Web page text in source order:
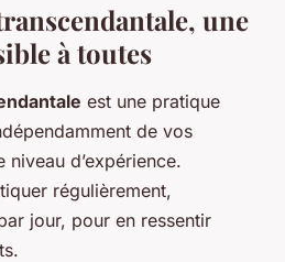
une
à toutes
est une pratique
de vos
d’expérience.
régulièrement,
jour, pour en ressentir